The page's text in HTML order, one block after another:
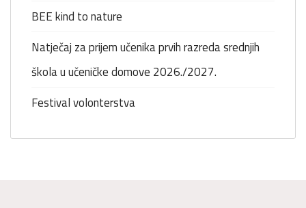
BEE kind to nature
Natječaj za prijem učenika prvih razreda srednjih
škola u učeničke domove 2026./2027.
Festival volonterstva